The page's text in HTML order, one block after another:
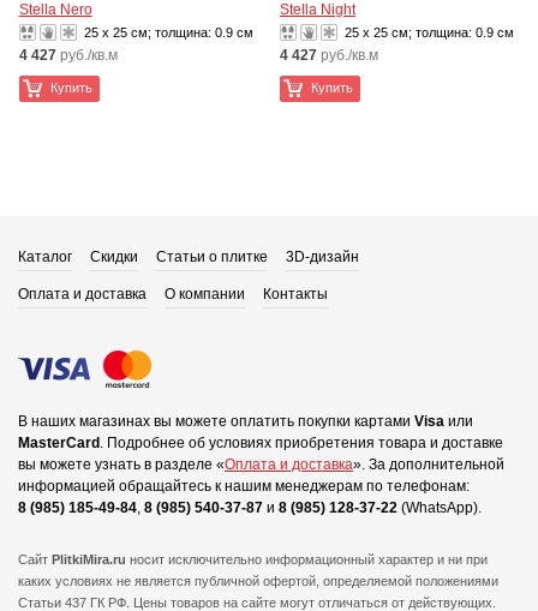
Stella Nero
25 x 25 см; толщина: 0.9 см
4 427 руб./кв.м
Купить
Stella Night
25 x 25 см; толщина: 0.9 см
4 427 руб./кв.м
Купить
Каталог Скидки Статьи о плитке 3D-дизайн
Оплата и доставка О компании Контакты
В наших магазинах вы можете оплатить покупки картами Visa или
MasterCard . Подробнее об условиях приобретения товара и доставке
вы можете узнать в разделе «Оплата и доставка». За дополнительной
информацией обращайтесь к нашим менеджерам по телефонам:
8 (985) 185-49-84, 8 (985) 540-37-87 и 8 (985) 128-37-22 (WhatsApp).
Сайт PlitkiMira.ru носит исключительно информационный характер и ни при
каких условиях не является публичной офертой, определяемой положениями
Статьи 437 ГК РФ. Цены товаров на сайте могут отличаться от действующих.